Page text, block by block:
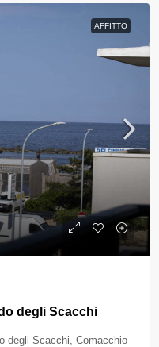
AFFITTO
degli Scacchi
degli Scacchi, Comacchio